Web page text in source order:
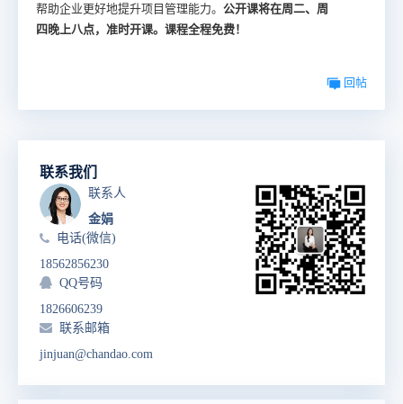
帮助企业更好地提升项目管理能力。 公开课将在周二、周
四晚上八点，准时开课。课程全程免费！
回帖
联系我们
联系人
金娟
电话(微信)
18562856230
QQ号码
1826606239
联系邮箱
jinjuan@chandao.com